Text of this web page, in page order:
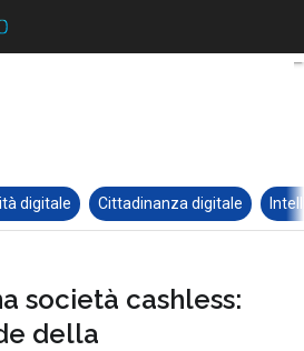
digitale Cittadinanza digitale
società cashless:
della